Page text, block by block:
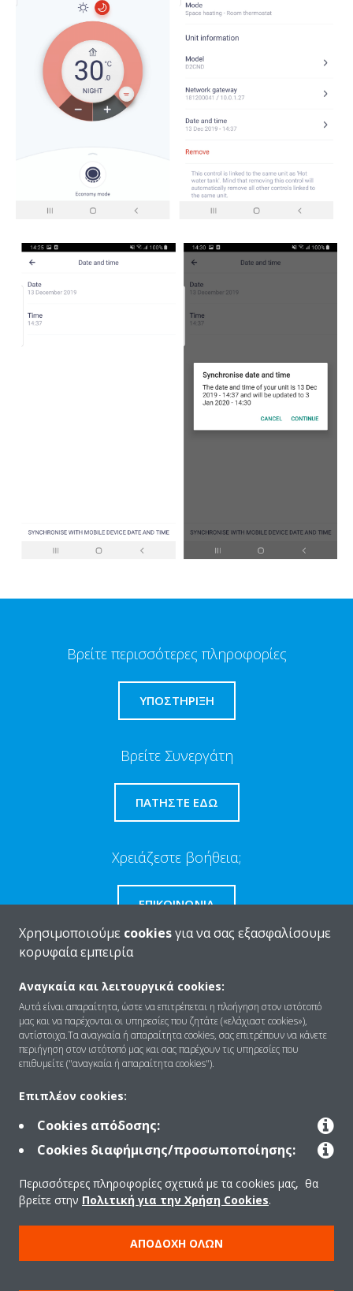
Βρείτε περισσότερες πληροφορίες
ΥΠΟΣΤΗΡΙΞΗ
Βρείτε Συνεργάτη
ΠΑΤΉΣΤΕ ΕΔΏ
Χρειάζεστε βοήθεια;
ΕΠΙΚΟΙΝΩΝΊΑ
Ποιοι είμαστε
Λύσεις
Επικοινωνία
Προϊόντα
Copyright © Daikin
Ανακοίνωση νομικού περιεχομένου
ΠΟΛΙΤΙΚΗ ΧΡΗΣΗΣ COOKIES
Πολιτική Προστασίας Δεδομένων
Εταιρική δεοντολογία
Χρησιμοποιούμε cookiesγια να σας εξασφαλίσουμε
κορυφαία εμπειρία
Αναγκαία και λειτουργικά cookies:
Αυτά είναι απαραίτητα, ώστε να επιτρέπεται η πλοήγηση στον ιστότοπό
μας και να παρέχονται οι υπηρεσίες που ζητάτε («ελάχιαστ cookies»),
αντίστοιχα.Τα αναγκαία ή απαραίτητα cookies, σας επιτρέπουν να κάνετε
περιήγηση στον ιστότοπό μας και σας παρέχουν τις υπηρεσίες που
επιθυμείτε ("αναγκαία ή απαραίτητα cookies").
Επιπλέον cookies:
Cookies απόδοσης:
Cookies διαφήμισης/προσωποποίησης:
Περισσότερες πληροφορίες σχετικά με τα cookies μας, θα
βρείτε στην Πολιτική για την Χρήση Cookies.
ΑΠΟΔΟΧΉ ΌΛΩΝ